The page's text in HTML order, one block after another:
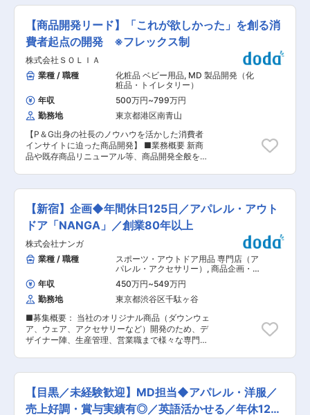
会社です。大手有名ショップやセレクトショップ
の製品企画からプロデュースし製品の生産までし
ております。他社様ブランドとコラボ企画やイラ
ストレーターとのコラボ企画なども行ってます。
■組織構成： 14名が活躍中です(企画4名) ■キャ
リアパス： 企画業務の基礎を習得→徐々に担当す
る企画業務の幅を広げて頂きます→独り立ち頂
き、ご自身の目指すブランド企画業務に従事→希
望により生産管理業務や仕様書作成業務にチャレ
ンジ頂く事も可能です ■働き方、就業環境： ワ
ークライフバランスに配慮した働きやすい環境を
提供しています。残業は月平均20時間程度で、プ
ライベートと仕事のバランスを保ちやすい職場で
たストリートブランド企画を主に担当頂きます。
新たなブランド立ち上げや新たなファッションス
て頂く事ができます。ファッションに関する知見
やセンス、完成を存分に発揮してカタチにしてい
く業務です
形成が可能 ・販促や棚割まで一貫関与し成果が数
字で見えるやりがい 地域密着型スーパーマーケッ
トを展開する当社にて、酒・雑貨カテゴリーのバ
イヤーとして商品戦略の中核を担う仕事をお任せ
いたします。 ■職務内容： ・商品仕入れと調達
業務 ・棚割りの作成 ・特売やキャンペーンの企
画立案 ・POPやディスプレイの制作 ・在庫管理
および需要予測 ・競合調査、トレンド分析、新規
取引先開拓 単なる発注ではなく、顧客ニーズを起
点に売場を設計するポジションです。本部の設計
思想を背景にしつつ、店舗の反応や売上データを
見て即座に改善を回せるため、「自分の意思で売
れる売場を作る」実感を得られます。出張はほぼ
なく、秋田に根差したバイヤー業務に集中できま
す。 ■売場を動かす本当のバイヤーへ： 既存の
やり方に縛られ、提案が通らない、仕入れだけで
貫で任せるため、成果と手応えが直結します。 ■
地域密着だからこそ実現できる戦略提案： 大手の
画一的なMDに物足りなさを感じている方へ。当
社は顧客の生活スタイルに合わせた品揃えを徹底
し、個店最適の売場づくりが可能です。地域特性
を深く理解し、差別化された売場を仕掛けられま
業でありながら店舗改装や商品政策の見直しを積
極推進。守りと攻めのバランスが取れた環境で、
長期的なキャリアと新しいチャレンジの両方を手
に入れられます。 ■当社について： 当社は秋田
市内で店舗展開を行う地域密着型スーパーマーケ
ットです。長年培った顧客信頼と安定した売上基
進。高齢化や地域ニーズの変化に対応した移動販
売や惣菜強化など独自施策も展開しています。大
ち、顧客接点を活かしたスピーディーな意思決定
が強みです。地域に根差しながらも進化を続ける
【商品開発リード】「これが欲しかった」を創る消
費者起点の開発 ※フレックス制
株式会社ＳＯＬＩＡ
業種 / 職種
化粧品 ベビー用品, MD 製品開発（化
粧品・トイレタリー）
年収
500万円~799万円
勤務地
東京都港区南青山
【P＆G出身の社長のノウハウを活かした消費者
インサイトに迫った商品開発】 ■業務概要 新商
品や既存商品リニューアル等、商品開発全般をお
ランド成長戦略にも主体的に参画していただきま
す。 ■業務詳細 ・資材/OEMメーカー選定&折衝
・バルク設計/試作品評価 ・製造工程確認、生産
立会い ・既存商品の品質向上 ・商品品質管理/原
価交渉・管理/納期調整 ・エコサート認証対応 ・
海外輸出関連各種書類手配 ・商標、薬事・景表法
等確認 ※研究開発業務はございません ■備考
SOLIAの商品開発は、単なる処方設計ではなく、
生活者の“体験”そのものをつくる役割です。スキ
ンケアやサプリ、プロテイン、ペット用品や住環
境品まで多彩なカテゴリで、まだ言葉にならない
感情の揺らぎや満たされていない想いを汲み取
り、ブランドの核心となる使用体験へと落とし込
みます。処方・容器・香り・使用感に至るまで、
開発者が感じ取った価値を体験として設計する姿
勢が求められます。SOLIAは現在60億から500億
質的な価値づくりを担う重要なポジションです。
オーナーシップを尊重する文化のもと、自分の意
思とスタイルで挑戦し、チームづくりにも関わっ
【新宿】企画◆年間休日125日／アパレル・アウト
ドア「NANGA」／創業80年以上
株式会社ナンガ
業種 / 職種
スポーツ・アウトドア用品 専門店（ア
パレル・アクセサリー） , 商品企画・サ
ービス企画 MD
年収 450万円~549万円
勤務地
東京都渋谷区千駄ヶ谷
■募集概要： 当社のオリジナル商品（ダウンウェ
ア、ウェア、アクセサリーなど）開発のため、デ
ザイナー陣、生産管理、営業職まで様々な専門ス
ュール管理も行って頂く重要なポジションになり
ます。時にはデザイン業務を行うなど非常に多様
な仕事を行っていきます。メーカーや商社との商
談、打合せも行います。（素材や製品の提案)
【目黒／未経験歓迎】MD担当◆アパレル・洋服／
売上好調・賞与実績有◎／英語活かせる／年休120